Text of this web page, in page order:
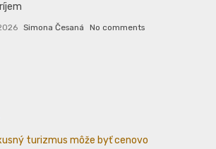
Simona Česaná No comments
turizmus môže byť cenovo